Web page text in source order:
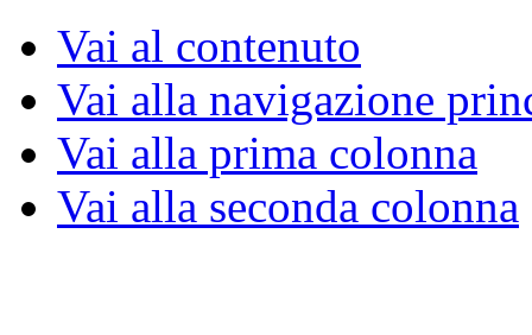
Vai al contenuto
Vai alla navigazione
Vai alla prima colonna
Vai alla seconda colonna